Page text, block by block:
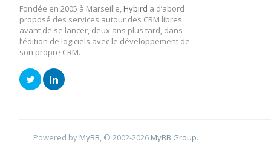
Fondée en 2005 à Marseille, Hybird a d’abord
proposé des services autour des CRM libres
avant de se lancer, deux ans plus tard, dans
l’édition de logiciels avec le développement de
son propre CRM.
Powered by MyBB , © 2002-2026 MyBB Group.